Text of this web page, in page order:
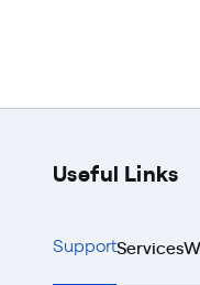
Useful Links
SupportServices